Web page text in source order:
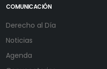
COMUNICACIÓN
Derecho al Día
Noticias
Agenda